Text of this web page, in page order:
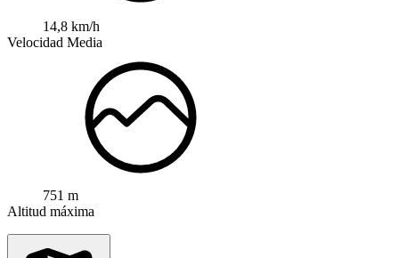
14,8 km/h
Velocidad Media
751 m
Altitud máxima